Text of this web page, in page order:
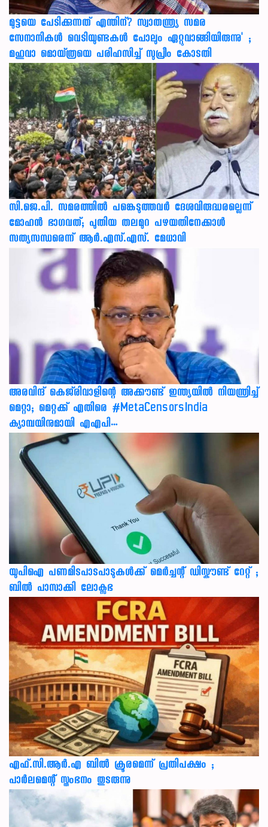
മുട്ടയെ പേടിക്കുന്നത് എന്തിന്? സ്വാതന്ത്ര്യ സമര
സേനാനികൾ വെടിയുണ്ടകൾ പോലും ഏറ്റുവാങ്ങിയിരുന്നു' ;
മഹുവാ മൊയ്ത്രയെ പരിഹസിച്ച് സുപ്രീം കോടതി
സി.ജെ.പി. സമരത്തിൽ പങ്കെടുത്തവർ ദേശവിരുദ്ധരല്ലെന്ന്
മോഹൻ ഭാഗവത്; പുതിയ തലമുറ പഴയതിനേക്കാൾ
സത്യസന്ധരെന്ന് ആർ.എസ്.എസ്. മേധാവി
അരവിന്ദ് കെജ്‌രിവാളിന്റെ അക്കൗണ്ട് ഇന്ത്യയിൽ നിയന്ത്രിച്ച്
മെറ്റാ; മെറ്റക്ക് എതിരെ #MetaCensorsIndia
ക്യാമ്പയിനുമായി എഎപി…
യുപിഐ പണമിടപാടപാടുകൾക്ക് മെർച്ചന്റ് ഡിസ്കൗണ്ട് റേറ്റ് ;
ബിൽ പാസാക്കി ലോക്സഭ
എഫ്.സി.ആർ.എ ബിൽ ക്രൂരമെന്ന് പ്രതിപക്ഷം ;
പാർലമെന്റ് സ്തംഭനം തുടരുന്നു